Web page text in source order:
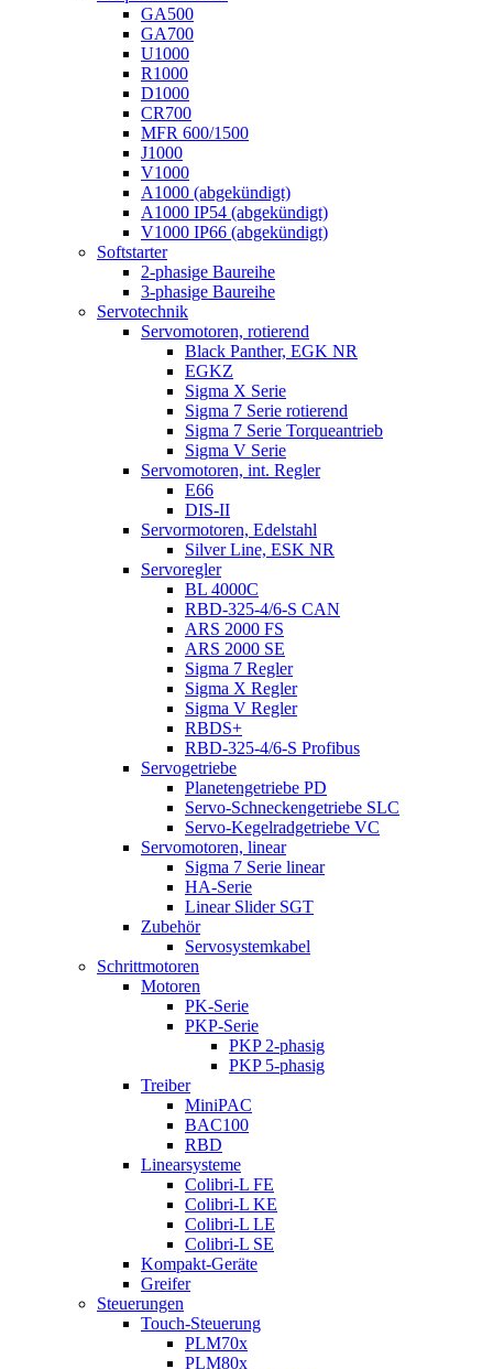
GA500
GA700
U1000
R1000
D1000
CR700
MFR 600/1500
J1000
V1000
A1000 (abgekündigt)
A1000 IP54 (abgekündigt)
V1000 IP66 (abgekündigt)
Softstarter
2-phasige Baureihe
3-phasige Baureihe
Servotechnik
Servomotoren, rotierend
Black Panther, EGK NR
EGKZ
Sigma X Serie
Sigma 7 Serie rotierend
Sigma 7 Serie Torqueantrieb
Sigma V Serie
Servomotoren, int. Regler
E66
DIS-II
Servormotoren, Edelstahl
Silver Line, ESK NR
Servoregler
BL 4000C
RBD-325-4/6-S CAN
ARS 2000 FS
ARS 2000 SE
Sigma 7 Regler
Sigma X Regler
Sigma V Regler
RBDS+
RBD-325-4/6-S Profibus
Servogetriebe
Planetengetriebe PD
Servo-Schneckengetriebe SLC
Servo-Kegelradgetriebe VC
Servomotoren, linear
Sigma 7 Serie linear
HA-Serie
Linear Slider SGT
Zubehör
Servosystemkabel
Schrittmotoren
Motoren
PK-Serie
PKP-Serie
PKP 2-phasig
PKP 5-phasig
Treiber
MiniPAC
BAC100
RBD
Linearsysteme
Colibri-L FE
Colibri-L KE
Colibri-L LE
Colibri-L SE
Kompakt-Geräte
Greifer
Steuerungen
Touch-Steuerung
PLM70x
PLM80x